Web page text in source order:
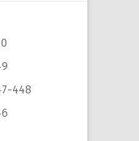
448